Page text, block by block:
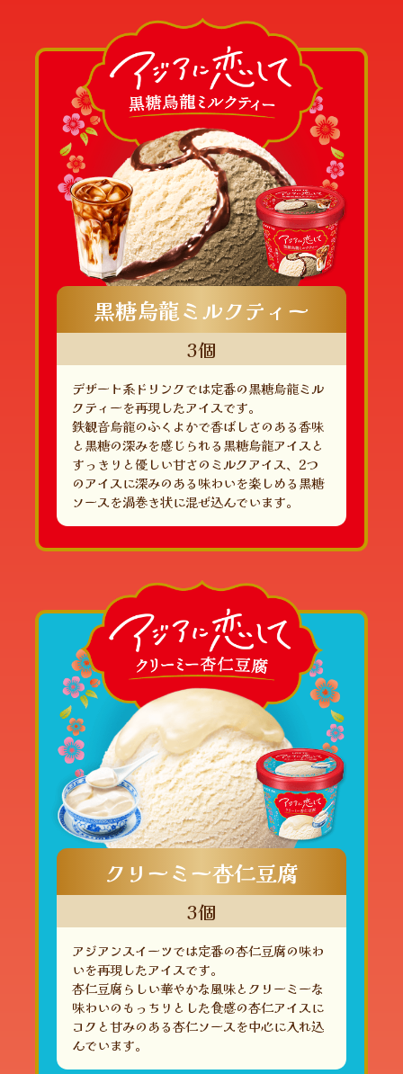
黒糖烏龍ミルクティー
3個
デザート系ドリンクでは定番の黒糖烏龍ミル
クティーを再現したアイスです。
鉄観音烏龍のふくよかで香ばしさのある香味
と黒糖の深みを感じられる黒糖烏龍アイスと
すっきりと優しい甘さのミルクアイス、2つ
のアイスに深みのある味わいを楽しめる黒糖
ソースを渦巻き状に混ぜ込んでいます。
クリーミー杏仁豆腐
3個
アジアンスイーツでは定番の杏仁豆腐の味わ
いを再現したアイスです。
杏仁豆腐らしい華やかな風味とクリーミーな
味わいのもっちりとした食感の杏仁アイスに
コクと甘みのある杏仁ソースを中心に入れ込
んでいます。